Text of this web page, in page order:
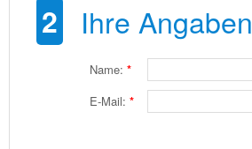
2 Ihre Angaben
Name: *
E-Mail: *